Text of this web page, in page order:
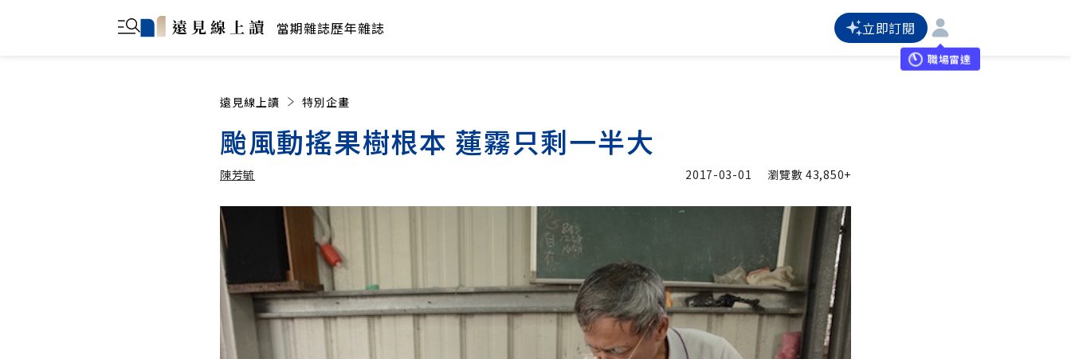
當期雜誌歷年雜誌 立即訂閱
職場雷達
遠見線上讀 特別企畫
颱風動搖果樹根本 蓮霧只剩一半大
陳芳毓
陳芳毓
2017-03-01 瀏覽數43,850+